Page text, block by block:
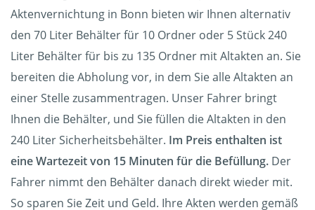
Aktenvernichtung in Bonn bieten wir Ihnen alternativ
den 70 Liter Behälter für 10 Ordner oder 5 Stück 240
Liter Behälter für bis zu 135 Ordner mit Altakten an. Sie
bereiten die Abholung vor, in dem Sie alle Altakten an
einer Stelle zusammentragen. Unser Fahrer bringt
Ihnen die Behälter, und Sie füllen die Altakten in den
240 Liter Sicherheitsbehälter. Im Preis enthalten ist
eine Wartezeit von 15 Minuten für die Befüllung. Der
Fahrer nimmt den Behälter danach direkt wieder mit.
So sparen Sie Zeit und Geld. Ihre Akten werden gemäß